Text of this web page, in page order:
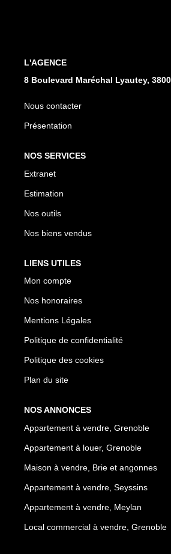
L'AGENCE
8 Boulevard Maréchal Lyautey,
Nous contacter
Présentation
NOS SERVICES
Extranet
Estimation
Nos outils
Nos biens vendus
LIENS UTILES
Mon compte
Nos honoraires
Mentions Légales
Politique de confidentialité
Politique des cookies
Plan du site
NOS ANNONCES
Appartement à vendre, Grenoble
Appartement à louer, Grenoble
Maison à vendre, Brie et angonnes
Appartement à vendre, Seyssins
Appartement à vendre, Meylan
Local commercial à vendre, Grenoble